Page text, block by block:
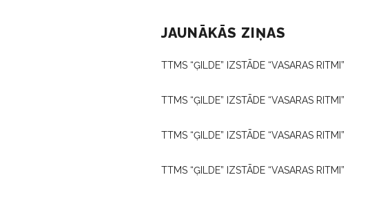
JAUNĀKĀS ZIŅAS
TTMS “ĢILDE” IZSTĀDE “VASARAS RITMI”
TTMS “ĢILDE” IZSTĀDE “VASARAS RITMI”
TTMS “ĢILDE” IZSTĀDE “VASARAS RITMI”
TTMS “ĢILDE” IZSTĀDE “VASARAS RITMI”